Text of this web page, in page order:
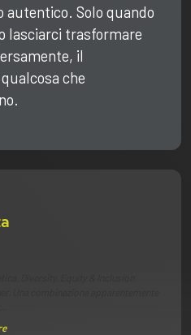
autentico. Solo quando
lasciarci trasformare
il
che